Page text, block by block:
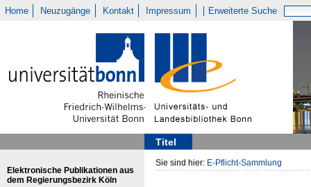
Home Neuzugänge Kontakt Impressum Erweiterte Suche
Titel
Elektronische Publikationen aus
dem Regierungsbezirk Köln
Sie sind hier: E-Pflicht-Sammlung